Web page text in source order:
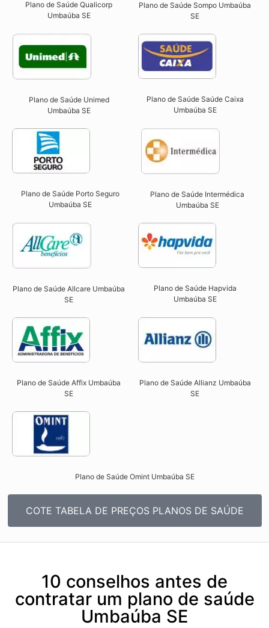
Plano de Saúde Qualicorp
Umbaúba SE​
Plano de Saúde Sompo Umbaúba
SE​
Plano de Saúde Unimed
Umbaúba SE
Plano de Saúde Saúde Caixa
Umbaúba SE​
Plano de Saúde Porto Seguro
Umbaúba SE​
Plano de Saúde Intermédica
Umbaúba SE​
Plano de Saúde Allcare Umbaúba
SE​
Plano de Saúde Hapvida
Umbaúba SE​
Plano de Saúde Affix Umbaúba
SE​
Plano de Saúde Allianz Umbaúba
SE​
Plano de Saúde Omint Umbaúba SE​
COTE TABELA DE PREÇOS PLANOS DE SAÚDE
10 conselhos antes de
contratar um plano de saúde
Umbaúba SE